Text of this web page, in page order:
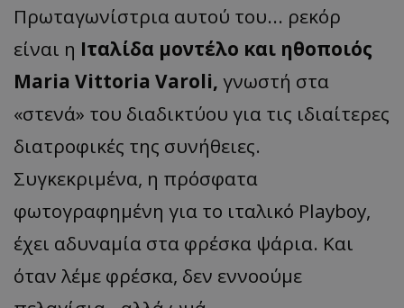
Πρωταγωνίστρια αυτού του... ρεκόρ
είναι η Ιταλίδα μοντέλο και ηθοποιός
Maria Vittoria Varoli, γνωστή στα
«στενά» του διαδικτύου για τις ιδιαίτερες
διατροφικές της συνήθειες.
Συγκεκριμένα, η πρόσφατα
φωτογραφημένη για το ιταλικό Playboy,
έχει αδυναμία στα φρέσκα ψάρια. Και
όταν λέμε φρέσκα, δεν εννοούμε